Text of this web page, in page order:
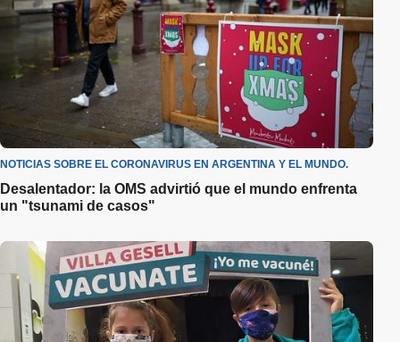
NOTICIAS SOBRE EL CORONAVIRUS EN ARGENTINA Y EL MUNDO.
Desalentador: la OMS advirtió que el mundo enfrenta
un "tsunami de casos"